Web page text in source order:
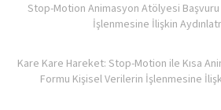
Stop-Motion Animasyon Atölyesi
İşlenmesine İlişkin
Kare Kare Hareket: Stop-Motion ile Kısa
Formu Kişisel Verilerin İşlenmesine